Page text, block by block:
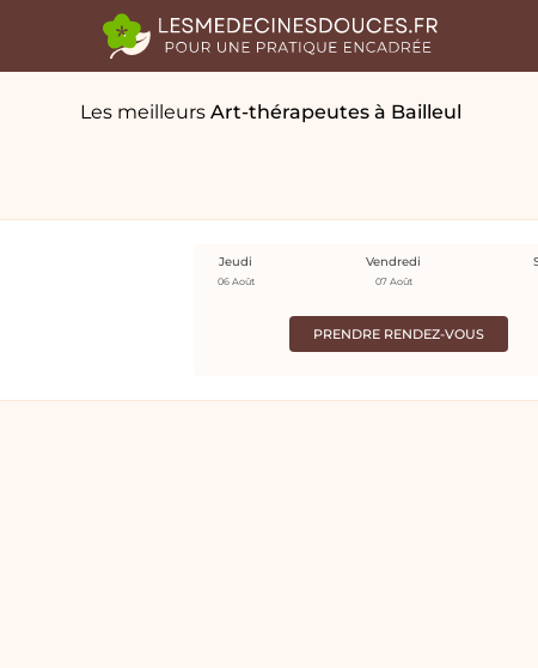
Les meilleurs Art-thérapeutes à Bailleul
PRENDRE RENDEZ-VOUS
Jeudi
06 Août
Vendredi
07 Août